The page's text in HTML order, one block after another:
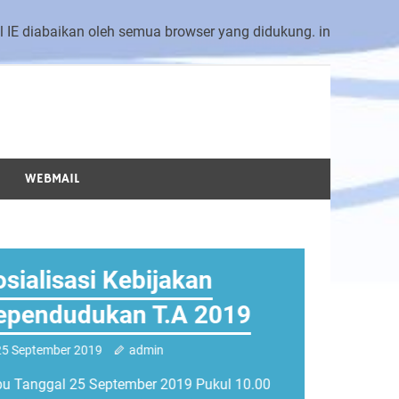
diabaikan oleh semua browser yang didukung. in
WEBMAIL